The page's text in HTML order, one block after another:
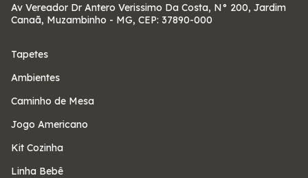
Av Vereador Dr Antero Verissimo Da Costa, N° 200, Jardim
Canaã, Muzambinho - MG, CEP: 37890-000
Tapetes
Ambientes
Caminho de Mesa
Jogo Americano
Kit Cozinha
Linha Bebê